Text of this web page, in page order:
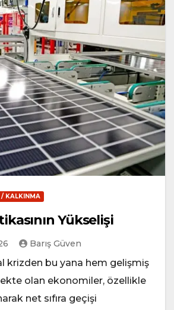
/ KALKINMA
Yükselişi
Barış Güven
krizden bu yana hem gelişmiş
olan ekonomiler, özellikle
net sıfıra geçişi